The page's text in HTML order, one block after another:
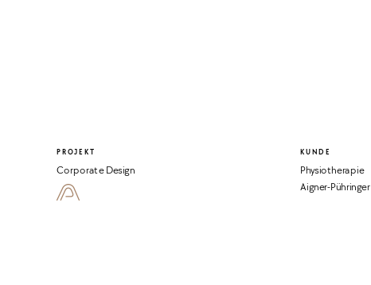
KUNDE
Physiotherapie
Aigner-Pühringer
PROJEKT
Corporate Design